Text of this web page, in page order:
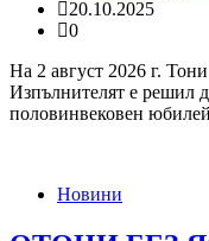
20.10.2025
0
На 2 август 2026 г.
Изпълнителят е решил
половинвековен
Новини